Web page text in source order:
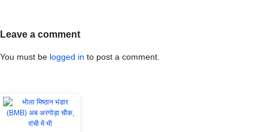
Leave a comment
You must be logged in to post a comment.